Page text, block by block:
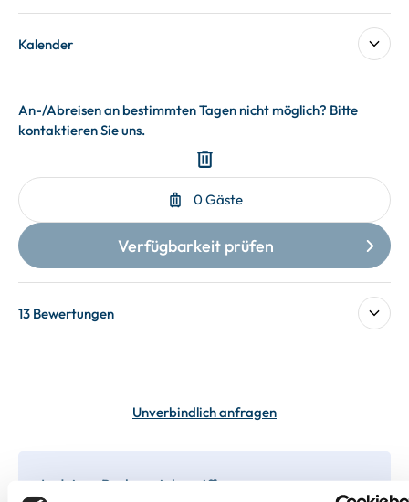
Kalender
13 Bewertungen
Unverbindlich anfragen
In deiner Buchung inbegriffen